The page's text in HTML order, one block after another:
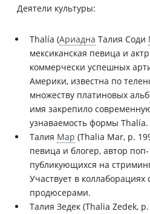
Деятели культуры:
Thalía (Ариадна Талия Соди
мексиканская певица и
коммерчески успешных
Америки, известна по
множеству платиновых
имя закрепило
узнаваемость формы Thalía.
Талия Мар (Thalia Mar, р.
певица и блогер, автор
публикующихся на
Участвует в
продюсерами.
Талия Зедек (Thalia Zedek,